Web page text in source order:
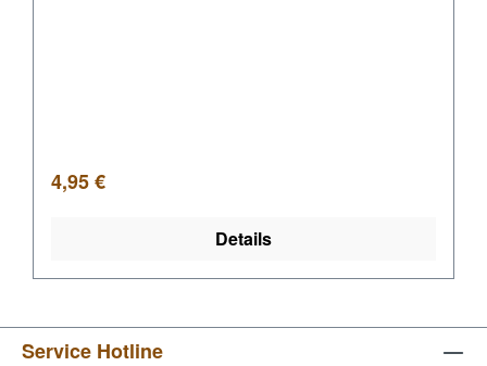
Regulärer Preis:
4,95 €
Details
Service Hotline